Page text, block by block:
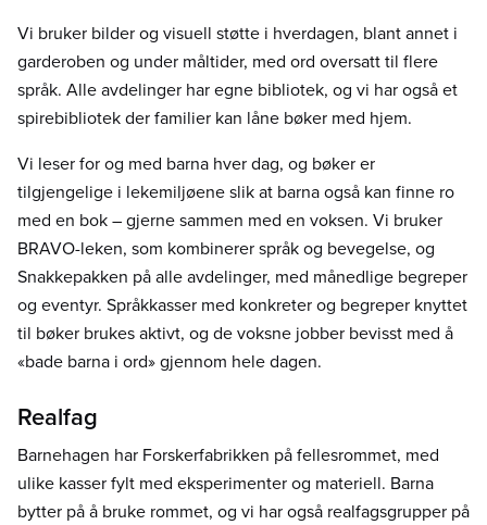
Vi bruker bilder og visuell støtte i hverdagen, blant annet i
garderoben og under måltider, med ord oversatt til flere
språk. Alle avdelinger har egne bibliotek, og vi har også et
spirebibliotek der familier kan låne bøker med hjem.
Vi leser for og med barna hver dag, og bøker er
tilgjengelige i lekemiljøene slik at barna også kan finne ro
med en bok – gjerne sammen med en voksen. Vi bruker
BRAVO-leken, som kombinerer språk og bevegelse, og
Snakkepakken på alle avdelinger, med månedlige begreper
og eventyr. Språkkasser med konkreter og begreper knyttet
til bøker brukes aktivt, og de voksne jobber bevisst med å
«bade barna i ord» gjennom hele dagen.
Realfag
Barnehagen har Forskerfabrikken på fellesrommet, med
ulike kasser fylt med eksperimenter og materiell. Barna
bytter på å bruke rommet, og vi har også realfagsgrupper på